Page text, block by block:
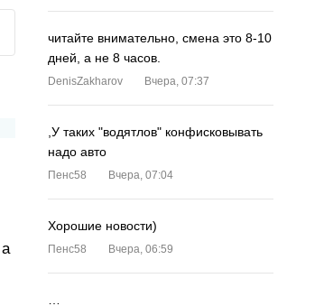
читайте внимательно, смена это 8-10
дней, а не 8 часов.
DenisZakharov Вчера, 07:37
,У таких "водятлов" конфисковывать
надо авто
Пенс58 Вчера, 07:04
Хорошие новости)
Пенс58 Вчера, 06:59